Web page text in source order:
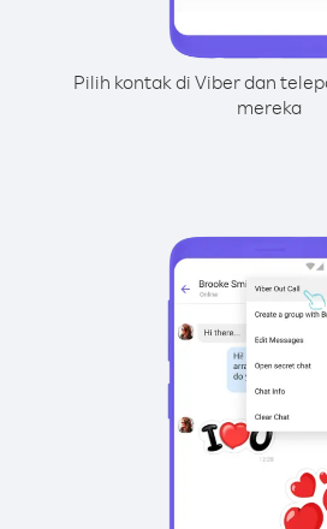
Pilih kontak di Viber dan
mereka